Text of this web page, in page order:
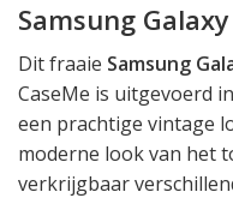
Samsung
Dit fraaie Samsung
CaseMe is uitgevoerd
een prachtige vintage
moderne look van het
verkrijgbaar